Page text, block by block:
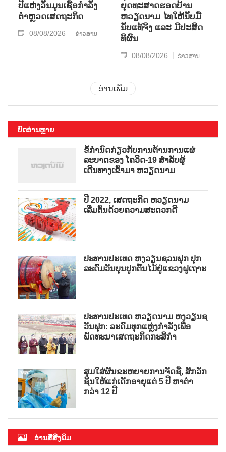
ປີແຫ່ງວັນມູນເຊື້ອກຳລັງ
ຕຳຫຼວດເສດຖະກິດ
08/08/2026 ຂ່າວສານ
ຍຸດ​ທະ​ສາດ​ຮອດ​ບ້ານ
ຫວຽດ​ນາມ ໄທ​ໃຫ້​ນັບ​ມື້​
ນັບ​ແທ້​ຈິງ ແລະ ມີ​ປະ​ສິດ​
ທິ​ຜົນ
08/08/2026 ຂ່າວສານ
ອ່ານເພີ່ມ
ບົດອ່ານຫຼາຍ
ຂໍ້ກຳນົດກ່ຽວກັບການຕ້ານການແຜ່
ລະບາດຂອງ ໂຄວິດ-19 ສຳລັບຜູ້
ເດີນທາງເຂົ້າມາ ຫວຽດນາມ
ປີ 2022, ເສດຖະກິດ ຫວຽດນາມ
ເລີ່ມຕົ້ນດ້ວຍຄວາມສະດວກດີ
ປະທານປະເທດ ຫງວຽນຊວນຟຸກ ປຸກ
ລະດົມວັນບຸນປູກຕົ້ນໄມ້ຢູ່ແຂວງຝູເຖາະ
ປະທານປະເທດ ຫວຽດນາມ ຫງວຽນຊ
ວັນຟຸກ: ລະດົມທຸກແຫຼ່ງກຳລັງເພື່ອ
ພັດທະນາເສດຖະກິດກະສິກຳ
ສຸມໃສ່ຜັນຂະຫຍາຍການຈັດຊື້, ສັກວັກ
ຊິນໃຫ້ແກ່ເດັກອາຍຸແຕ່ 5 ປີ ຫາຕ່ຳ
ກວ່າ 12 ປີ
ອ່ານສື່ສິ່ງພິມ